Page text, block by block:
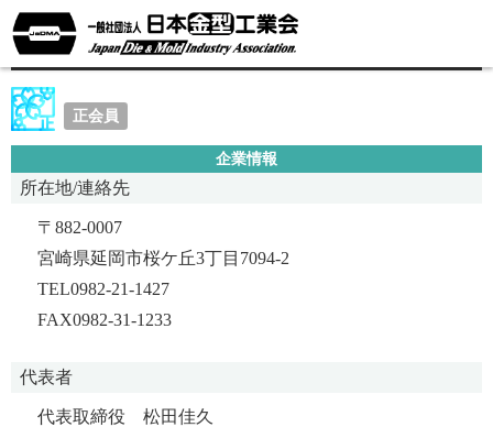
マツタ工業株式会社
正会員
企業情報
所在地/連絡先
〒882-0007
宮崎県延岡市桜ケ丘3丁目7094-2
TEL0982-21-1427
FAX0982-31-1233
代表者
代表取締役 松田佳久